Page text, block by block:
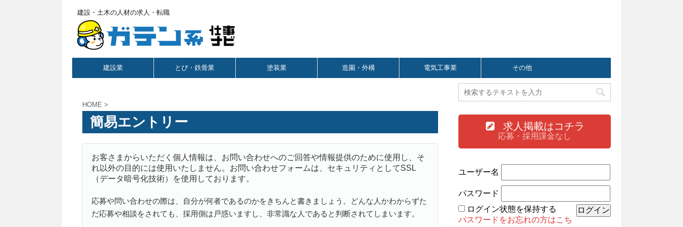
建設・土木の人材の求人・転職
建設業 とび・鉄骨業 塗装業 造園・外構 電気工事業 その他
HOME >
簡易エントリー
お客さまからいただく個人情報は、お問い合わせへのご回答や情報提供のために使用し、そ
れ以外の目的には使用いたしません。お問い合わせフォームは、セキュリティとしてSSL
（データ暗号化技術）を使用しております。
応募や問い合わせの際は、自分が何者であるのかをきちんと書きましょう。どんな人かわからずた
だ応募や相談をされても、採用側は戸惑いますし、非常識な人であると判断されてしまいます。
求人掲載はコチラ
応募・採用課金なし
ユーザー名
パスワード
ログイン状態を保持する
パスワードをお忘れの方はこち